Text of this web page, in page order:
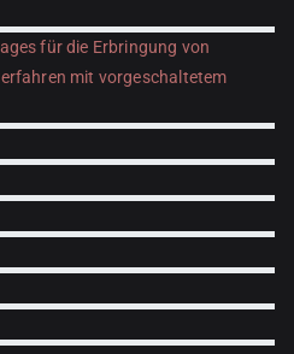
für die Erbringung von
mit vorgeschaltetem